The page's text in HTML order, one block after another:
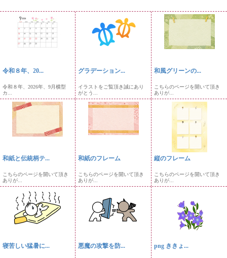
令和８年、20...
令和８年、2026年、9月横型
カ...
グラデーション...
イラストをご覧頂き誠にあり
がとう...
和風グリーンの...
こちらのページを開いて頂き
ありが...
和紙と伝統柄テ...
こちらのページを開いて頂き
ありが...
和紙のフレーム
こちらのページを開いて頂き
ありが...
縦のフレーム
こちらのページを開いて頂き
ありが...
寝苦しい猛暑に... 悪魔の攻撃を防... png ききょ...